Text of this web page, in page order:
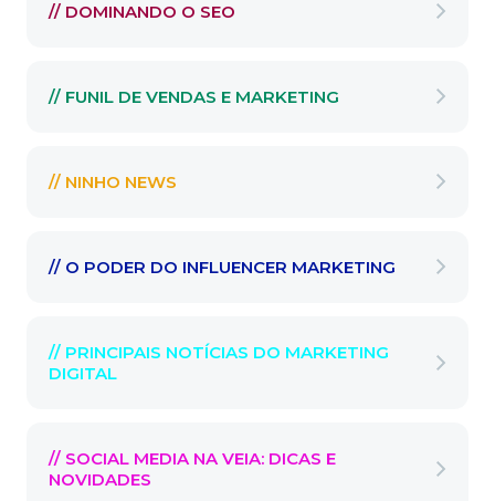
// DOMINANDO O SEO
// FUNIL DE VENDAS E MARKETING
// NINHO NEWS
// O PODER DO INFLUENCER MARKETING
// PRINCIPAIS NOTÍCIAS DO MARKETING
DIGITAL
// SOCIAL MEDIA NA VEIA: DICAS E
NOVIDADES